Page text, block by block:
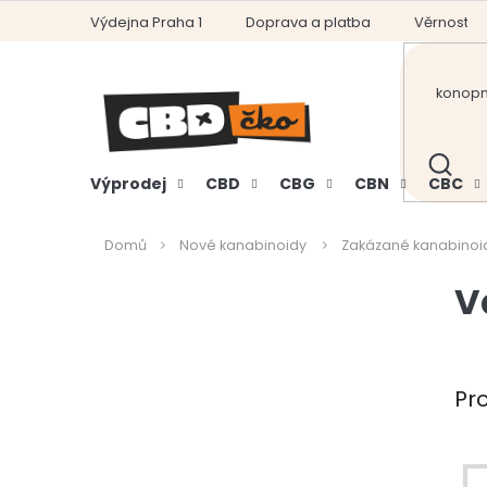
Výdejna Praha 1 Doprava a platba Věrnostní
HLEDAT
Výprodej CBD CBG CBN CBC
Domů Nové kanabinoidy Zakázané